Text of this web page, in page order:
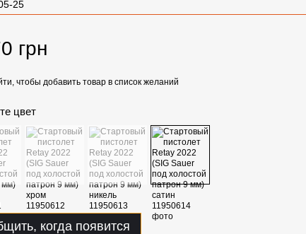
грн
чтобы добавить товар в список желаний
цвет
когда появится